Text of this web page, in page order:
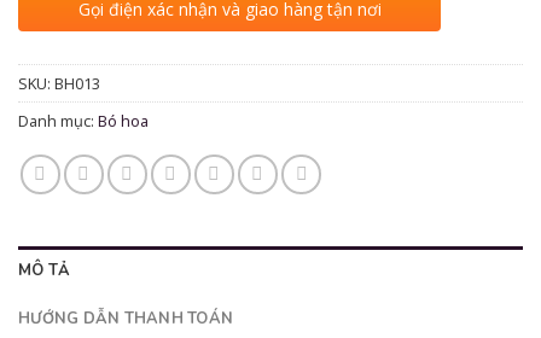
Gọi điện xác nhận và giao hàng tận nơi
SKU: BH013
Danh mục: Bó hoa
MÔ TẢ
HƯỚNG DẪN THANH TOÁN